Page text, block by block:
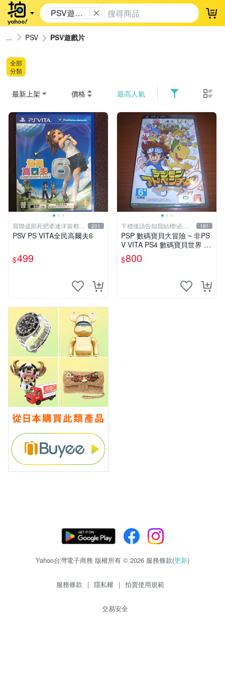
PSV遊戲
片
登
PSV PSV遊戲片
全部
分類
最新上架 價格 最高人氣
買聯成那死肥婆連洋裝都要
穿XL號
201
PSV PS VITA全民高爾夫6
$499
下標後請告知我結標!必看
關於我
191
PSP 數碼寶貝大冒險 ~ 非PS
V VITA PS4 數碼寶貝世界 N
ext Order 新秩序 網路偵探
中文版
$800
Yahoo台灣電子商務 版權所有 © 2026 服務條款(更新)
服務條款 | 隱私權 | 拍賣使用規範
交易安全